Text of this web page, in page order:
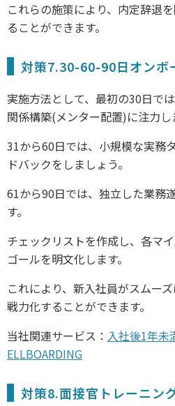
これらの施策により、内定辞退
ることができます。
対策7.30-60-90日オンボ
実施方法として、最初の30日で
関係構築(メンター配置)に注力し
31から60日では、小規模な実務
ドバックをしましょう。
61から90日では、独立した業務
す。
チェックリストを作成し、各マ
ゴールを明文化します。
これにより、新入社員がスムー
戦力化することができます。
当社関連サービス： 入社後1年
ELLBOARDING
対策8.面接官トレーニン